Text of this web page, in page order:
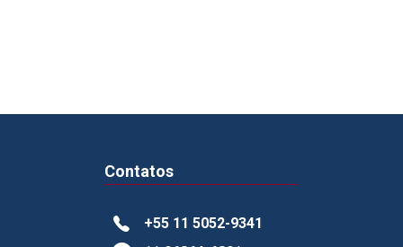
Contatos
+55 11 5052-9341